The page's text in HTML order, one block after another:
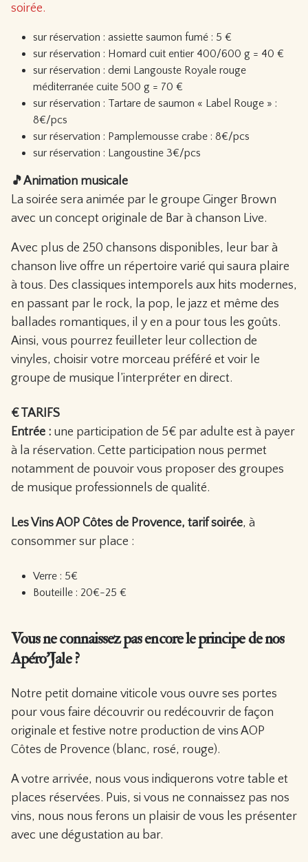
soirée.
sur réservation : assiette saumon fumé : 5 €
sur réservation : Homard cuit entier 400/600 g = 40 €
sur réservation : demi Langouste Royale rouge
méditerranée cuite 500 g = 70 €
sur réservation : Tartare de saumon « Label Rouge » :
8€/pcs
sur réservation : Pamplemousse crabe : 8€/pcs
sur réservation : Langoustine 3€/pcs
🎵Animation musicale
La soirée sera animée par le groupe Ginger Brown
avec un concept originale de Bar à chanson Live.
Avec plus de 250 chansons disponibles, leur bar à
chanson live offre un répertoire varié qui saura plaire
à tous. Des classiques intemporels aux hits modernes,
en passant par le rock, la pop, le jazz et même des
ballades romantiques, il y en a pour tous les goûts.
Ainsi, vous pourrez feuilleter leur collection de
vinyles, choisir votre morceau préféré et voir le
groupe de musique l’interpréter en direct.
€ TARIFS
Entrée : une participation de 5€ par adulte est à payer
à la réservation. Cette participation nous permet
notamment de pouvoir vous proposer des groupes
de musique professionnels de qualité.
Les Vins AOP Côtes de Provence, tarif soirée, à
consommer sur place :
Verre : 5€
Bouteille : 20€-25 €
Vous ne connaissez pas encore le principe de nos
Apéro’Jale ?
Notre petit domaine viticole vous ouvre ses portes
pour vous faire découvrir ou redécouvrir de façon
originale et festive notre production de vins AOP
Côtes de Provence (blanc, rosé, rouge).
A votre arrivée, nous vous indiquerons votre table et
places réservées. Puis, si vous ne connaissez pas nos
vins, nous nous ferons un plaisir de vous les présenter
avec une dégustation au bar.